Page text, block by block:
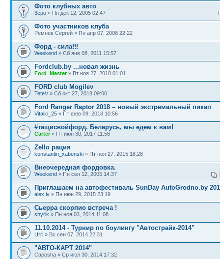
Фото клубных авто
3epo » Пн дек 12, 2005 02:47
Фото участников клуба
Ремнев Сергей » Пн апр 07, 2008 22:22
Форд - сила!!!
Weekend » Сб янв 08, 2011 15:57
Fordclub.by ...новая жизнь
Ford_Master» Вт ноя 27, 2018 01:01
FORD club Mogilev
TeteV » Сб окт 27, 2018 09:00
Ford Ranger Raptor 2018 – новый экстремальный пикап
Vitalic_25 » Пт фев 09, 2018 10:56
#тащисвойфорд. Беларусь, мы едем к вам!
Carter» Пт июн 30, 2017 11:56
Zello рация
konstantin_xabenski » Пт ноя 27, 2015 18:28
Внеочередная фордовка.
Weekend » Пн сен 12, 2005 14:37
Приглашаем на автофестиваль SunDay AutoGrodno.by
alex iv » Пн июн 29, 2015 23:19
Сьерра скорпио встреча !
shyrik » Пн ноя 03, 2014 11:08
11.10.2014 - Турнир по боулингу "Автострайк-2014"
Urri » Вс сен 07, 2014 22:31
"АВТО-КАРТ 2014"
Caposha » Ср июл 30, 2014 17:32